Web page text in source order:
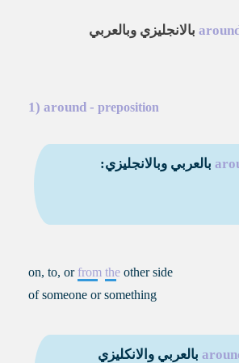
بالانجليزي وبالعربي
1) around - preposition
بالعربي وبالانجليزي:
on, to, or from the other side
of someone or something
بالعربي والانكليزي